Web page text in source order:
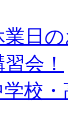
日
会！
学校